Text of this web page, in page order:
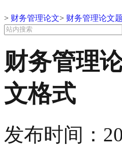
> 财务管理论文> 财务管理论文
财务管理
文格式
发布时间：